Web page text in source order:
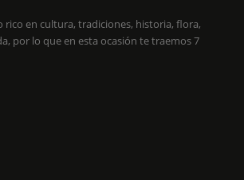
rico en cultura, tradiciones, historia, flora,
por lo que en esta ocasión te traemos 7